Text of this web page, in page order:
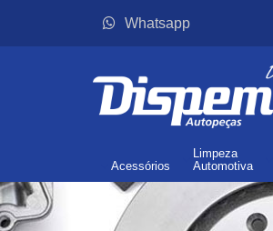
Whatsapp
Acessórios
Limpeza
Automotiva